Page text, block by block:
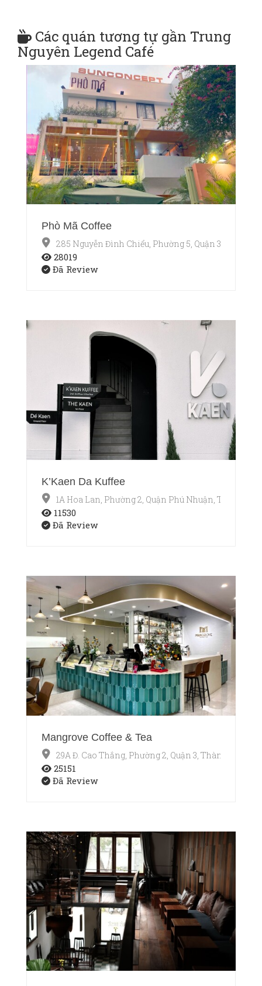
Các quán tương tự gần Trung
Nguyên Legend Café
Phò Mã Coffee
285 Nguyễn Đình Chiểu, Phường 5, Quận 3, Thành
28019
Đã Review
K’Kaen Da Kuffee
1A Hoa Lan, Phường 2, Quận Phú Nhuận, TP.HCM
11530
Đã Review
Mangrove Coffee & Tea
29A Đ. Cao Thắng, Phường 2, Quận 3, Thành phố
25151
Đã Review